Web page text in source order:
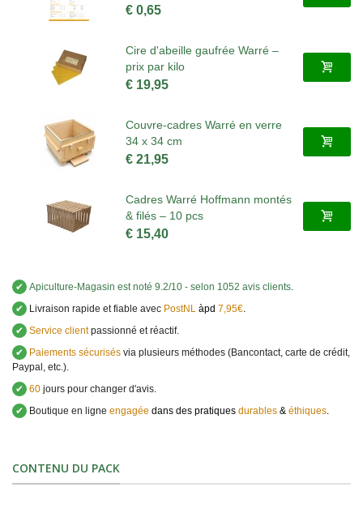
€ 0,65
Cire d'abeille gaufrée Warré –
prix par kilo
€ 19,95
Couvre-cadres Warré en verre
34 x 34 cm
€ 21,95
Cadres Warré Hoffmann montés
& filés – 10 pcs
€ 15,40
✔ Apiculture-Magasin est noté 9.2/10 - selon 1052 avis clients.
✔
Livraison rapide et fiable avec PostNL àpd 7,95€.
✔ Service clientpassionné et réactif.
✔
Paiements sécurisés via plusieurs méthodes (Bancontact, carte de crédit,
Paypal, etc.).
✔ 60 jours pour changer d'avis.
✔
Boutique en ligne engagée dans des pratiques durables & éthiques.
CONTENU DU PACK